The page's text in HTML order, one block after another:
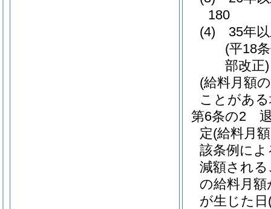
180
(4)
35年
(平18
部改正)
(給料月額
ことがあ
第6条の2
定(給料月
該条例に
減額され
の給料月
が生じた日